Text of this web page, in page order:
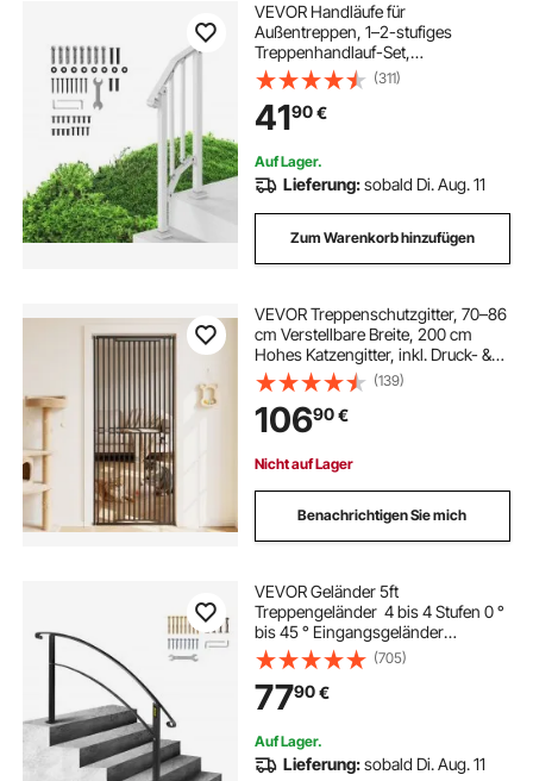
VEVOR Handläufe für
Außentreppen, 1–2-stufiges
Treppenhandlauf-Set,
Übergangsgeländer aus
Karbonstahl mit Montagesatz,
Treppengeländer für Senioren,
Betonstufen & Veranda & Deck,
weißer Retro-Bogen
(311)
4190€
Auf Lager.
Lieferung:sobald Di. Aug. 11
Zum Warenkorb hinzufügen
VEVOR Treppenschutzgitter, 70–86
cm Verstellbare Breite, 200 cm
Hohes Katzengitter, inkl. Druck- &
Wandmontage-Set, 3 cm
Gitterabstand, Türschutzgitter für
Treppen, Türen & Wohnräume,
Schwarz
(139)
10690€
Nicht auf Lager
Benachrichtigen Sie mich
VEVOR Geländer 5ft
Treppengeländer 4 bis 4 Stufen 0 °
bis 45 ° Eingangsgeländer
formschön schwarz
treppengeländer edelstahl
verstellbarer Treppenhandlauf
Schweißeisen
(705)
7790€
Auf Lager.
Lieferung:sobald Di. Aug. 11